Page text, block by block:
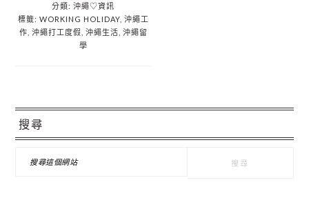
分類:沖繩♡資訊
標籤: WORKING HOLIDAY, 沖繩工
作 沖繩打工度假 沖繩生活 沖繩留
學
主
要
搜尋